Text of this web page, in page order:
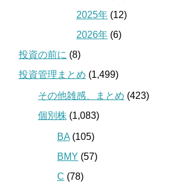
2025年 (12)
2026年 (6)
投資の前に (8)
投資管理まとめ (1,499)
その他雑感、まとめ (423)
個別株 (1,083)
BA (105)
BMY (57)
C (78)